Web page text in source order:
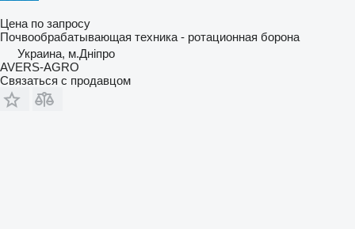
Цена по запросу
Почвообрабатывающая техника - ротационная борона
Украина, м.Дніпро
AVERS-AGRO
Связаться с продавцом